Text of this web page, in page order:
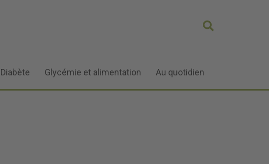
Diabète Glycémie et alimentation Au quotidien